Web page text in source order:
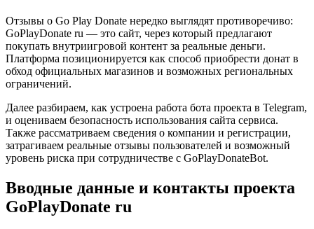
Отзывы о Go Play Donate нередко выглядят противоречиво:
GoPlayDonate ru — это сайт, через который предлагают
покупать внутриигровой контент за реальные деньги.
Платформа позиционируется как способ приобрести донат в
обход официальных магазинов и возможных региональных
ограничений.
Далее разбираем, как устроена работа бота проекта в Telegram,
и оцениваем безопасность использования сайта сервиса.
Также рассматриваем сведения о компании и регистрации,
затрагиваем реальные отзывы пользователей и возможный
уровень риска при сотрудничестве с GoPlayDonateBot.
Вводные данные и контакты проекта
GoPlayDonate ru